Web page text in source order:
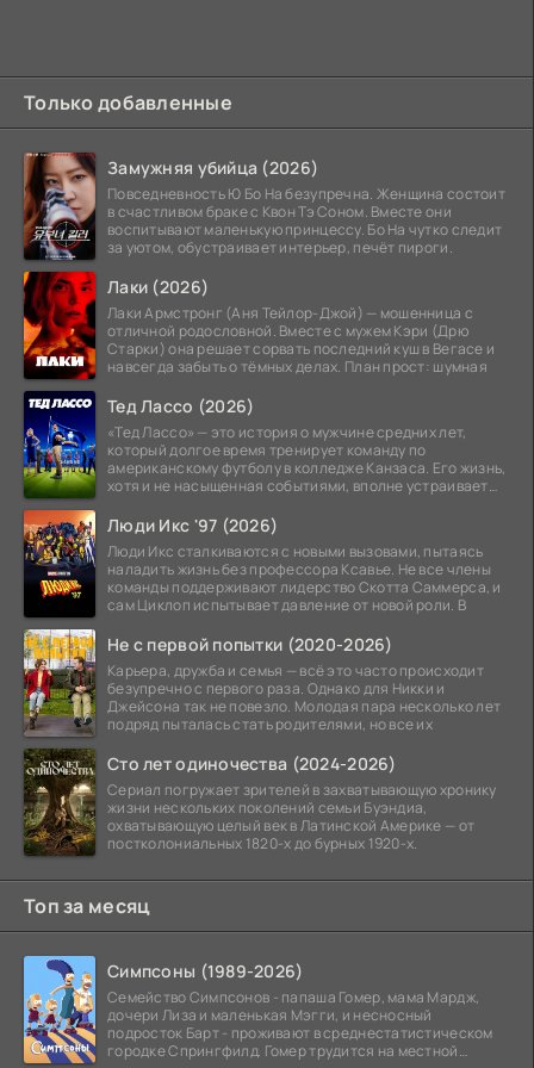
Только добавленные
Замужняя убийца (2026)
Повседневность Ю Бо На безупречна. Женщина состоит
в счастливом браке с Квон Тэ Соном. Вместе они
воспитывают маленькую принцессу. Бо На чутко следит
за уютом, обустраивает интерьер, печёт пироги.
Лаки (2026)
Лаки Армстронг (Аня Тейлор-Джой) — мошенница с
отличной родословной. Вместе с мужем Кэри (Дрю
Старки) она решает сорвать последний куш в Вегасе и
навсегда забыть о тёмных делах. План прост: шумная
Тед Лассо (2026)
«Тед Лассо» — это история о мужчине средних лет,
который долгое время тренирует команду по
американскому футболу в колледже Канзаса. Его жизнь,
хотя и не насыщенная событиями, вполне устраивает
Люди Икс '97 (2026)
Люди Икс сталкиваются с новыми вызовами, пытаясь
наладить жизнь без профессора Ксавье. Не все члены
команды поддерживают лидерство Скотта Саммерса, и
сам Циклоп испытывает давление от новой роли. В
Не с первой попытки (2020-2026)
Карьера, дружба и семья — всё это часто происходит
безупречно с первого раза. Однако для Никки и
Джейсона так не повезло. Молодая пара несколько лет
подряд пыталась стать родителями, но все их
Сто лет одиночества (2024-2026)
Сериал погружает зрителей в захватывающую хронику
жизни нескольких поколений семьи Буэндиа,
охватывающую целый век в Латинской Америке — от
постколониальных 1820-х до бурных 1920-х.
Топ за месяц
Симпсоны (1989-2026)
Семейство Симпсонов - папаша Гомер, мама Мардж,
дочери Лиза и маленькая Мэгги, и несносный
подросток Барт - проживают в среднестатистическом
городке Спрингфилд. Гомер трудится на местной